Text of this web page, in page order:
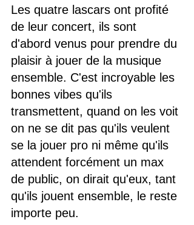
Les quatre lascars ont profité
de leur concert, ils sont
d'abord venus pour prendre du
plaisir à jouer de la musique
ensemble. C'est incroyable les
bonnes vibes qu'ils
transmettent, quand on les voit
on ne se dit pas qu'ils veulent
se la jouer pro ni même qu'ils
attendent forcément un max
de public, on dirait qu'eux, tant
qu'ils jouent ensemble, le reste
importe peu.